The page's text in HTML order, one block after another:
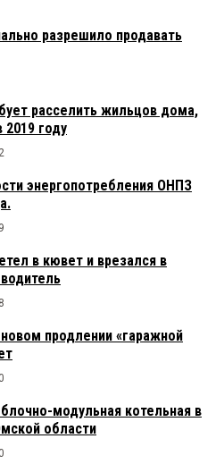
лохов, своим карт-бланш на
на открытом аукционе где
борьбе выйграл
скорей исключение. Но было
разрешило продавать
расселить жильцов дома,
2019 году
энергопотребления ОНПЗ
в кювет и врезался в
продлении «гаражной
модульная котельная в
области